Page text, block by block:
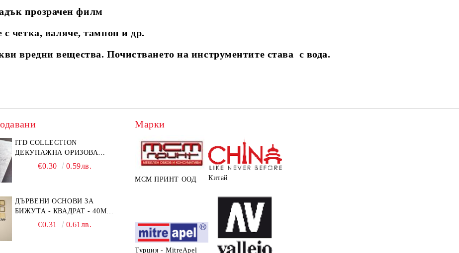
прозрачен филм
валяче, тампон и др.
вредни вещества. Почистването на инструментите става с вода.
ITD COLLECTION
ДЕКУПАЖНА ОРИЗОВА
ХАРТИЯ А5 БЯЛА - RC044
€0.30 0.59лв.
ДЪРВЕНИ ОСНОВИ ЗА
БИЖУТА - КВАДРАТ - 40ММ
- ОСНОВИ + РАМКА
€0.31 0.61лв.
Марки
МСМ ПРИНТ ООД Китай
Турция - MitreApel